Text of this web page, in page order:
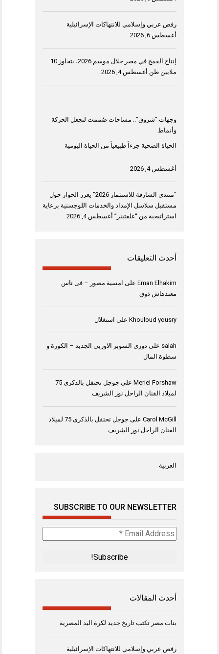
رفض عربي وإسلامي للانتهاكات الإسرائيلية
أغسطس 6, 2026
إنتاج القمح في مصر خلال موسم 2026، يتجاوز 10
ملايين طن أغسطس 4, 2026
وجهات “شروق”.. مساحات صُممت لتجعل الحركة
وأنماط
الحياة الصحية جزءاً طبيعياً من الحياة اليومية
أغسطس 4, 2026
“منتدى الشارقة للاستثمار 2026” يعزز الحوار حول
مستقبل سلاسل الإمداد والخدمات اللوجستية برعاية
استراتيجية من “غلفتينر” أغسطس 4, 2026
أحدث التعليقات
Eman Elhakim على امسية مصور – فى ناس
معندهاش ذوق
Khouloud yousry على استغلال
salah على دورى السوبر الاوربى الجديد – الكورة و
سطوة المال
Meriel Forshaw على
جوجل تحتفل بالذكرى 75
لميلاد الفنان الراحل نور الشريف
Carol McGill على
جوجل تحتفل بالذكرى 75 لميلاد
الفنان الراحل نور الشريف
العربية
SUBSCRIBE TO OUR NEWSLETTER
Email
Address
أحدث المقالات
بنات مصر تكتب تاريخ جديد لكرة اليد المصرية
رفض عربي وإسلامي للانتهاكات الإسرائيلية